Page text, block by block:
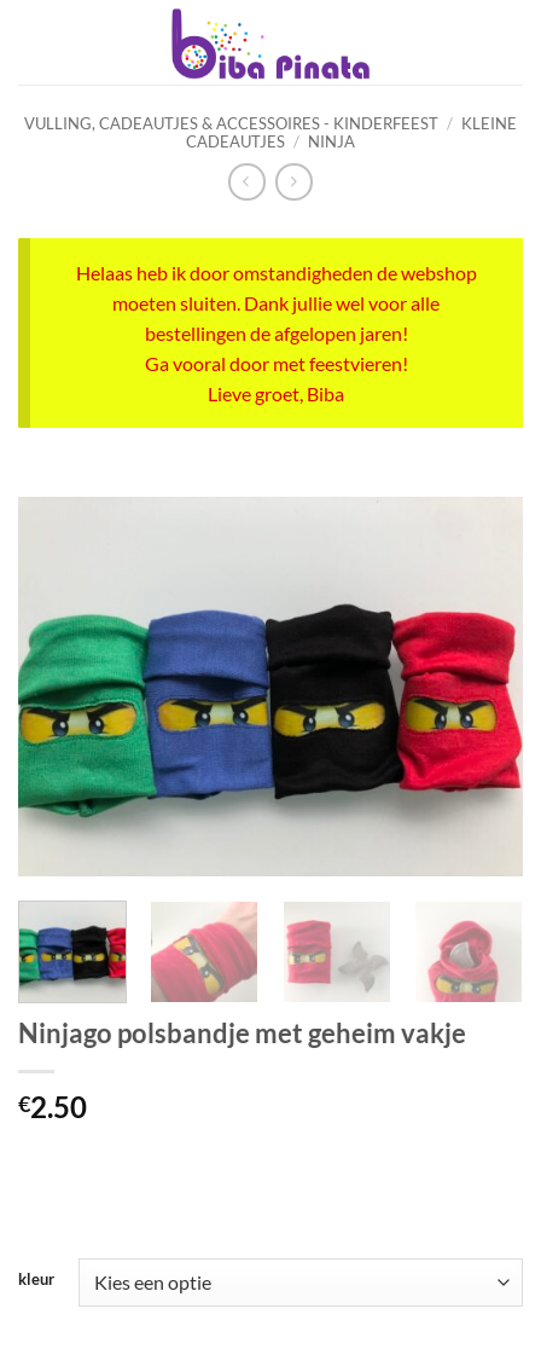
VULLING, CADEAUTJES & ACCESSOIRES - KINDERFEEST / KLEINE
CADEAUTJES / NINJA
Helaas heb ik door omstandigheden de webshop
moeten sluiten. Dank jullie wel voor alle
bestellingen de afgelopen jaren!
Ga vooral door met feestvieren!
Lieve groet, Biba
Ninjago polsbandje met geheim vakje
€2.50
kleur